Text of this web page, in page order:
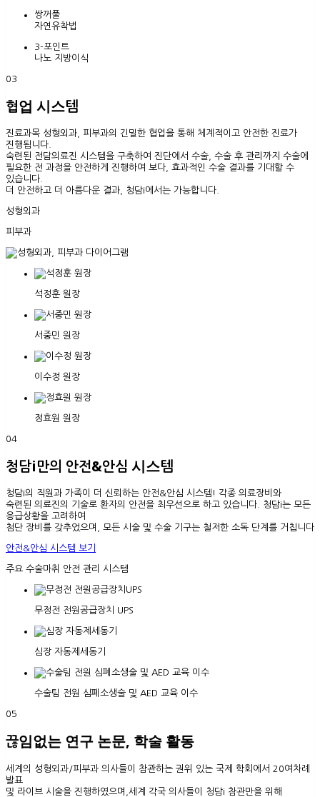
쌍꺼풀
자연유착법
3-포인트
나노 지방이식
03
협업 시스템
진료과목 성형외과, 피부과의 긴밀한 협업을 통해 체계적이고 안전한 진료가
진행됩니다.
숙련된 전담의료진 시스템을 구축하여 진단에서 수술, 수술 후 관리까지 수술에
필요한 전 과정을 안전하게 진행하여 보다, 효과적인 수술 결과를 기대할 수
있습니다.
더 안전하고 더 아름다운 결과, 청담i에서는 가능합니다.
성형외과
피부과
석정훈 원장
서중민 원장
이수정 원장
정효원 원장
04
청담i만의 안전&안심 시스템
청담i의 직원과 가족이 더 신뢰하는 안전&안심 시스템! 각종 의료장비와
숙련된 의료진의 기술로 환자의 안전을 최우선으로 하고 있습니다. 청담i는 모든
응급상황을 고려하여
첨단 장비를 갖추었으며, 모든 시술 및 수술 기구는 철저한 소독 단계를 거칩니다
안전&안심 시스템 보기
주요 수술마취 안전 관리 시스템
무정전 전원공급장치 UPS
심장 자동제세동기
수술팀 전원 심폐소생술 및 AED 교육 이수
05
끊임없는 연구 논문, 학술 활동
세계의 성형외과/피부과 의사들이 참관하는 권위 있는 국제 학회에서 20여차례
발표
및 라이브 시술을 진행하였으며,세계 각국 의사들이 청담i 참관만을 위해